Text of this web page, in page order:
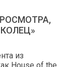
из
House of the